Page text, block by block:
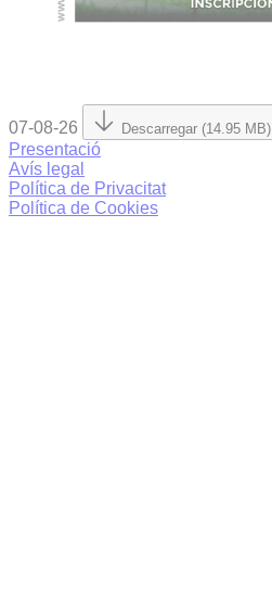
07-08-26 Descarregar (14.95 MB)
Presentació
Avís legal
Política de Privacitat
Política de Cookies